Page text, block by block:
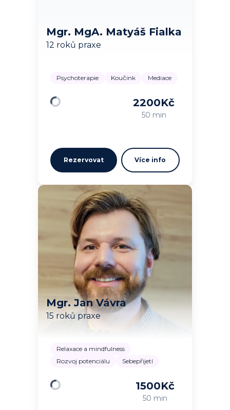
Mgr. MgA. Matyáš Fialka
12 roků praxe
Psychoterapie Koučink Mediace
2200Kč
50 min
Rezervovat Více info
Mgr. Jan Vávra
15 roků praxe
Relaxace a mindfulness
Rozvoj potenciálu
Sebepřijetí
1500Kč
50 min